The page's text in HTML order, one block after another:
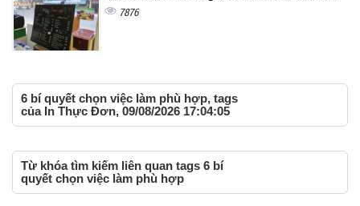
7876
6 bí quyết chọn việc làm phù hợp, tags
của In Thực Đơn, 09/08/2026 17:04:05
Từ khóa tìm kiếm liên quan tags 6 bí
quyết chọn việc làm phù hợp